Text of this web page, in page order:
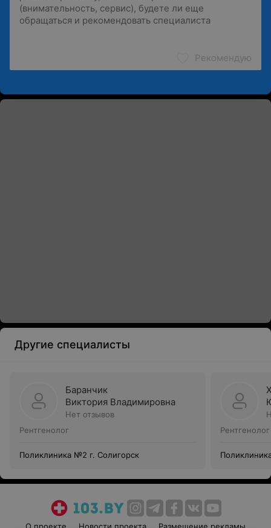
Рекомендую
Другие специалисты
Баранчик
Виктория Владимировна
Нет отзывов
Рентгенолог
Поликлиника №2 г. Солигорск
Рентгенолог